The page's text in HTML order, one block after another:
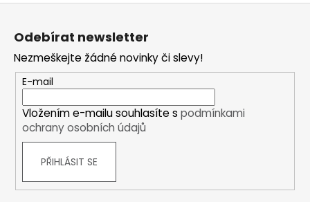
Z
Odebírat newsletter
Nezmeškejte žádné novinky či slevy!
E-mail
Vložením e-mailu souhlasíte s podmínkami
ochrany osobních údajů
PŘIHLÁSIT SE